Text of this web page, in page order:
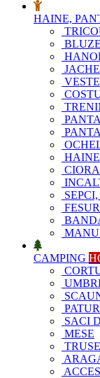
HAINE,
VESTE
CAMPING
SACI
MESE